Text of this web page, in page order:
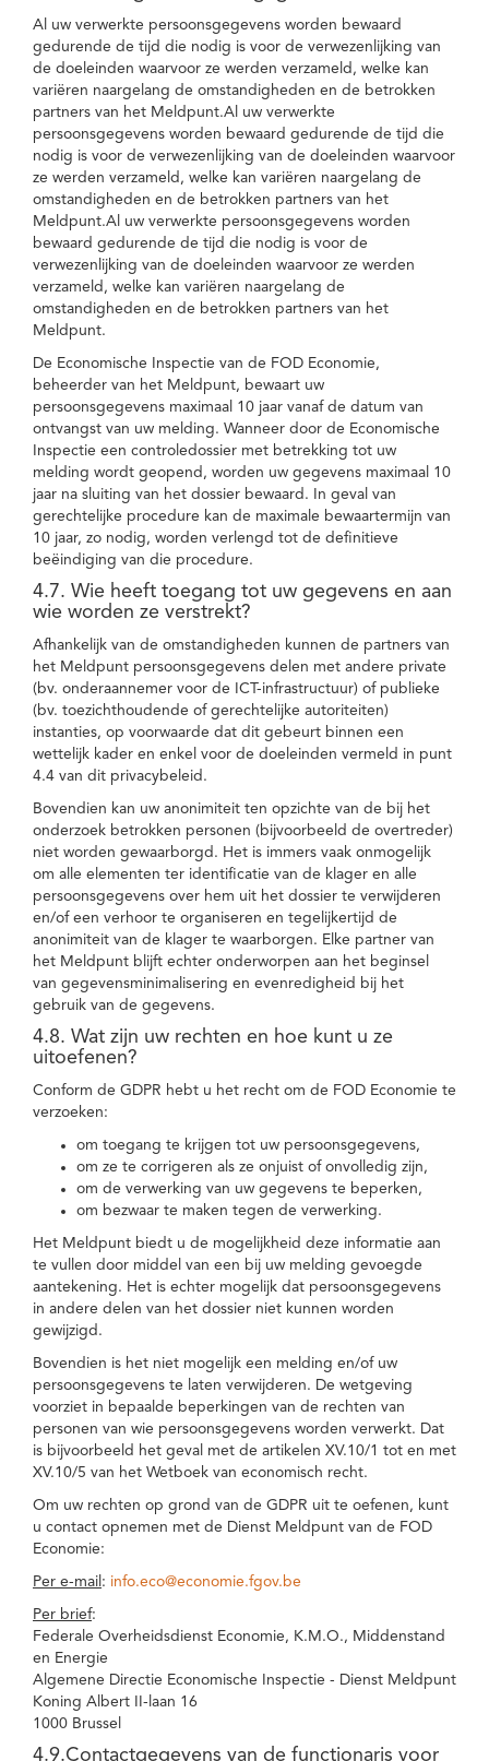
Al uw verwerkte persoonsgegevens worden bewaard
gedurende de tijd die nodig is voor de verwezenlijking van
de doeleinden waarvoor ze werden verzameld, welke kan
variëren naargelang de omstandigheden en de betrokken
partners van het Meldpunt.Al uw verwerkte
persoonsgegevens worden bewaard gedurende de tijd die
nodig is voor de verwezenlijking van de doeleinden waarvoor
ze werden verzameld, welke kan variëren naargelang de
omstandigheden en de betrokken partners van het
Meldpunt.Al uw verwerkte persoonsgegevens worden
bewaard gedurende de tijd die nodig is voor de
verwezenlijking van de doeleinden waarvoor ze werden
verzameld, welke kan variëren naargelang de
omstandigheden en de betrokken partners van het
Meldpunt.
De Economische Inspectie van de FOD Economie,
beheerder van het Meldpunt, bewaart uw
persoonsgegevens maximaal 10 jaar vanaf de datum van
ontvangst van uw melding. Wanneer door de Economische
Inspectie een controledossier met betrekking tot uw
melding wordt geopend, worden uw gegevens maximaal 10
jaar na sluiting van het dossier bewaard. In geval van
gerechtelijke procedure kan de maximale bewaartermijn van
10 jaar, zo nodig, worden verlengd tot de definitieve
beëindiging van die procedure.
4.7. Wie heeft toegang tot uw gegevens en aan
wie worden ze verstrekt?
Afhankelijk van de omstandigheden kunnen de partners van
het Meldpunt persoonsgegevens delen met andere private
(bv. onderaannemer voor de ICT-infrastructuur) of publieke
(bv. toezichthoudende of gerechtelijke autoriteiten)
instanties, op voorwaarde dat dit gebeurt binnen een
wettelijk kader en enkel voor de doeleinden vermeld in punt
4.4 van dit privacybeleid.
Bovendien kan uw anonimiteit ten opzichte van de bij het
onderzoek betrokken personen (bijvoorbeeld de overtreder)
niet worden gewaarborgd. Het is immers vaak onmogelijk
om alle elementen ter identificatie van de klager en alle
persoonsgegevens over hem uit het dossier te verwijderen
en/of een verhoor te organiseren en tegelijkertijd de
anonimiteit van de klager te waarborgen. Elke partner van
het Meldpunt blijft echter onderworpen aan het beginsel
van gegevensminimalisering en evenredigheid bij het
gebruik van de gegevens.
4.8. Wat zijn uw rechten en hoe kunt u ze
uitoefenen?
Conform de GDPR hebt u het recht om de FOD Economie te
verzoeken:
om toegang te krijgen tot uw persoonsgegevens,
om ze te corrigeren als ze onjuist of onvolledig zijn,
om de verwerking van uw gegevens te beperken,
om bezwaar te maken tegen de verwerking.
Het Meldpunt biedt u de mogelijkheid deze informatie aan
te vullen door middel van een bij uw melding gevoegde
aantekening. Het is echter mogelijk dat persoonsgegevens
in andere delen van het dossier niet kunnen worden
gewijzigd.
Bovendien is het niet mogelijk een melding en/of uw
persoonsgegevens te laten verwijderen. De wetgeving
voorziet in bepaalde beperkingen van de rechten van
personen van wie persoonsgegevens worden verwerkt. Dat
is bijvoorbeeld het geval met de artikelen XV.10/1 tot en met
XV.10/5 van het Wetboek van economisch recht.
Om uw rechten op grond van de GDPR uit te oefenen, kunt
u contact opnemen met de Dienst Meldpunt van de FOD
Economie:
Per e-mail : info.eco@economie.fgov.be
Per brief:
Federale Overheidsdienst Economie, K.M.O., Middenstand
en Energie
Algemene Directie Economische Inspectie - Dienst Meldpunt
Koning Albert II-laan 16
1000 Brussel
4.9.Contactgegevens van de functionaris voor